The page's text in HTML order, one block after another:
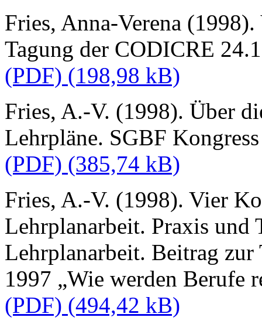
Fries, Anna-Verena
Tagung der CODICRE
(PDF)
Fries, A.-V. (1998). Über
Lehrpläne. SGBF
(PDF)
Fries, A.-V. (1998). Vier
Lehrplanarbeit. Praxis und
Lehrplanarbeit. Beitrag
1997 „Wie werden Berufe
(PDF)